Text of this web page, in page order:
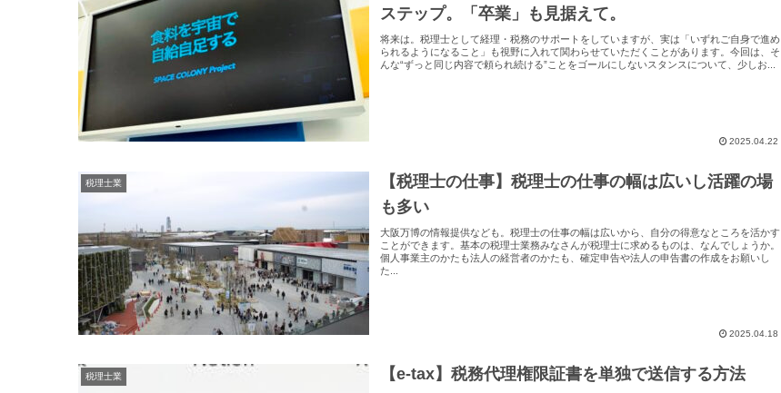
ステップ。「卒業」も見据えて。
将来は。税理士として経理・税務のサポートをしていますが、実は「いずれご自身で進め
られるようになること」も視野に入れて関わらせていただくことがあります。今回は、そ
んな“ずっと同じ内容で頼られ続ける”ことをゴールにしないスタンスについて、少しお...
2025.04.22
税理士業
【税理士の仕事】税理士の仕事の幅は広いし活躍の場
も多い
大阪万博の情報提供なども。税理士の仕事の幅は広いから、自分の得意なところを活かす
ことができます。基本の税理士業務みなさんが税理士に求めるものは、なんでしょうか。
個人事業主のかたも法人の経営者のかたも、確定申告や法人の申告書の作成をお願いし
た...
2025.04.18
税理士業 【e-tax】税務代理権限証書を単独で送信する方法